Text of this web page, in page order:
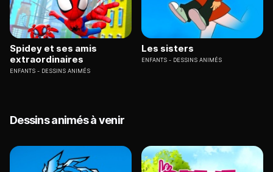
Spidey et ses amis
extraordinaires
ENFANTS DESSINS ANIMÉS
Les sisters
ENFANTS DESSINS ANIMÉS
Dessins animés à venir